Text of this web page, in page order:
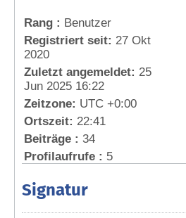
Rang : Benutzer
Registriert seit: 27 Okt
2020
Zuletzt angemeldet: 25
Jun 2025 16:22
Zeitzone: UTC +0:00
Ortszeit: 22:41
Beiträge : 34
Profilaufrufe : 5
Signatur